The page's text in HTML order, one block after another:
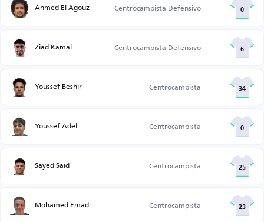
Ahmed El Agouz Centrocampista Defensivo 0
Ziad Kamal Centrocampista Defensivo 6
Youssef Beshir Centrocampista 34
Youssef Adel Centrocampista 0
Sayed Said Centrocampista 25
Mohamed Emad Centrocampista 23